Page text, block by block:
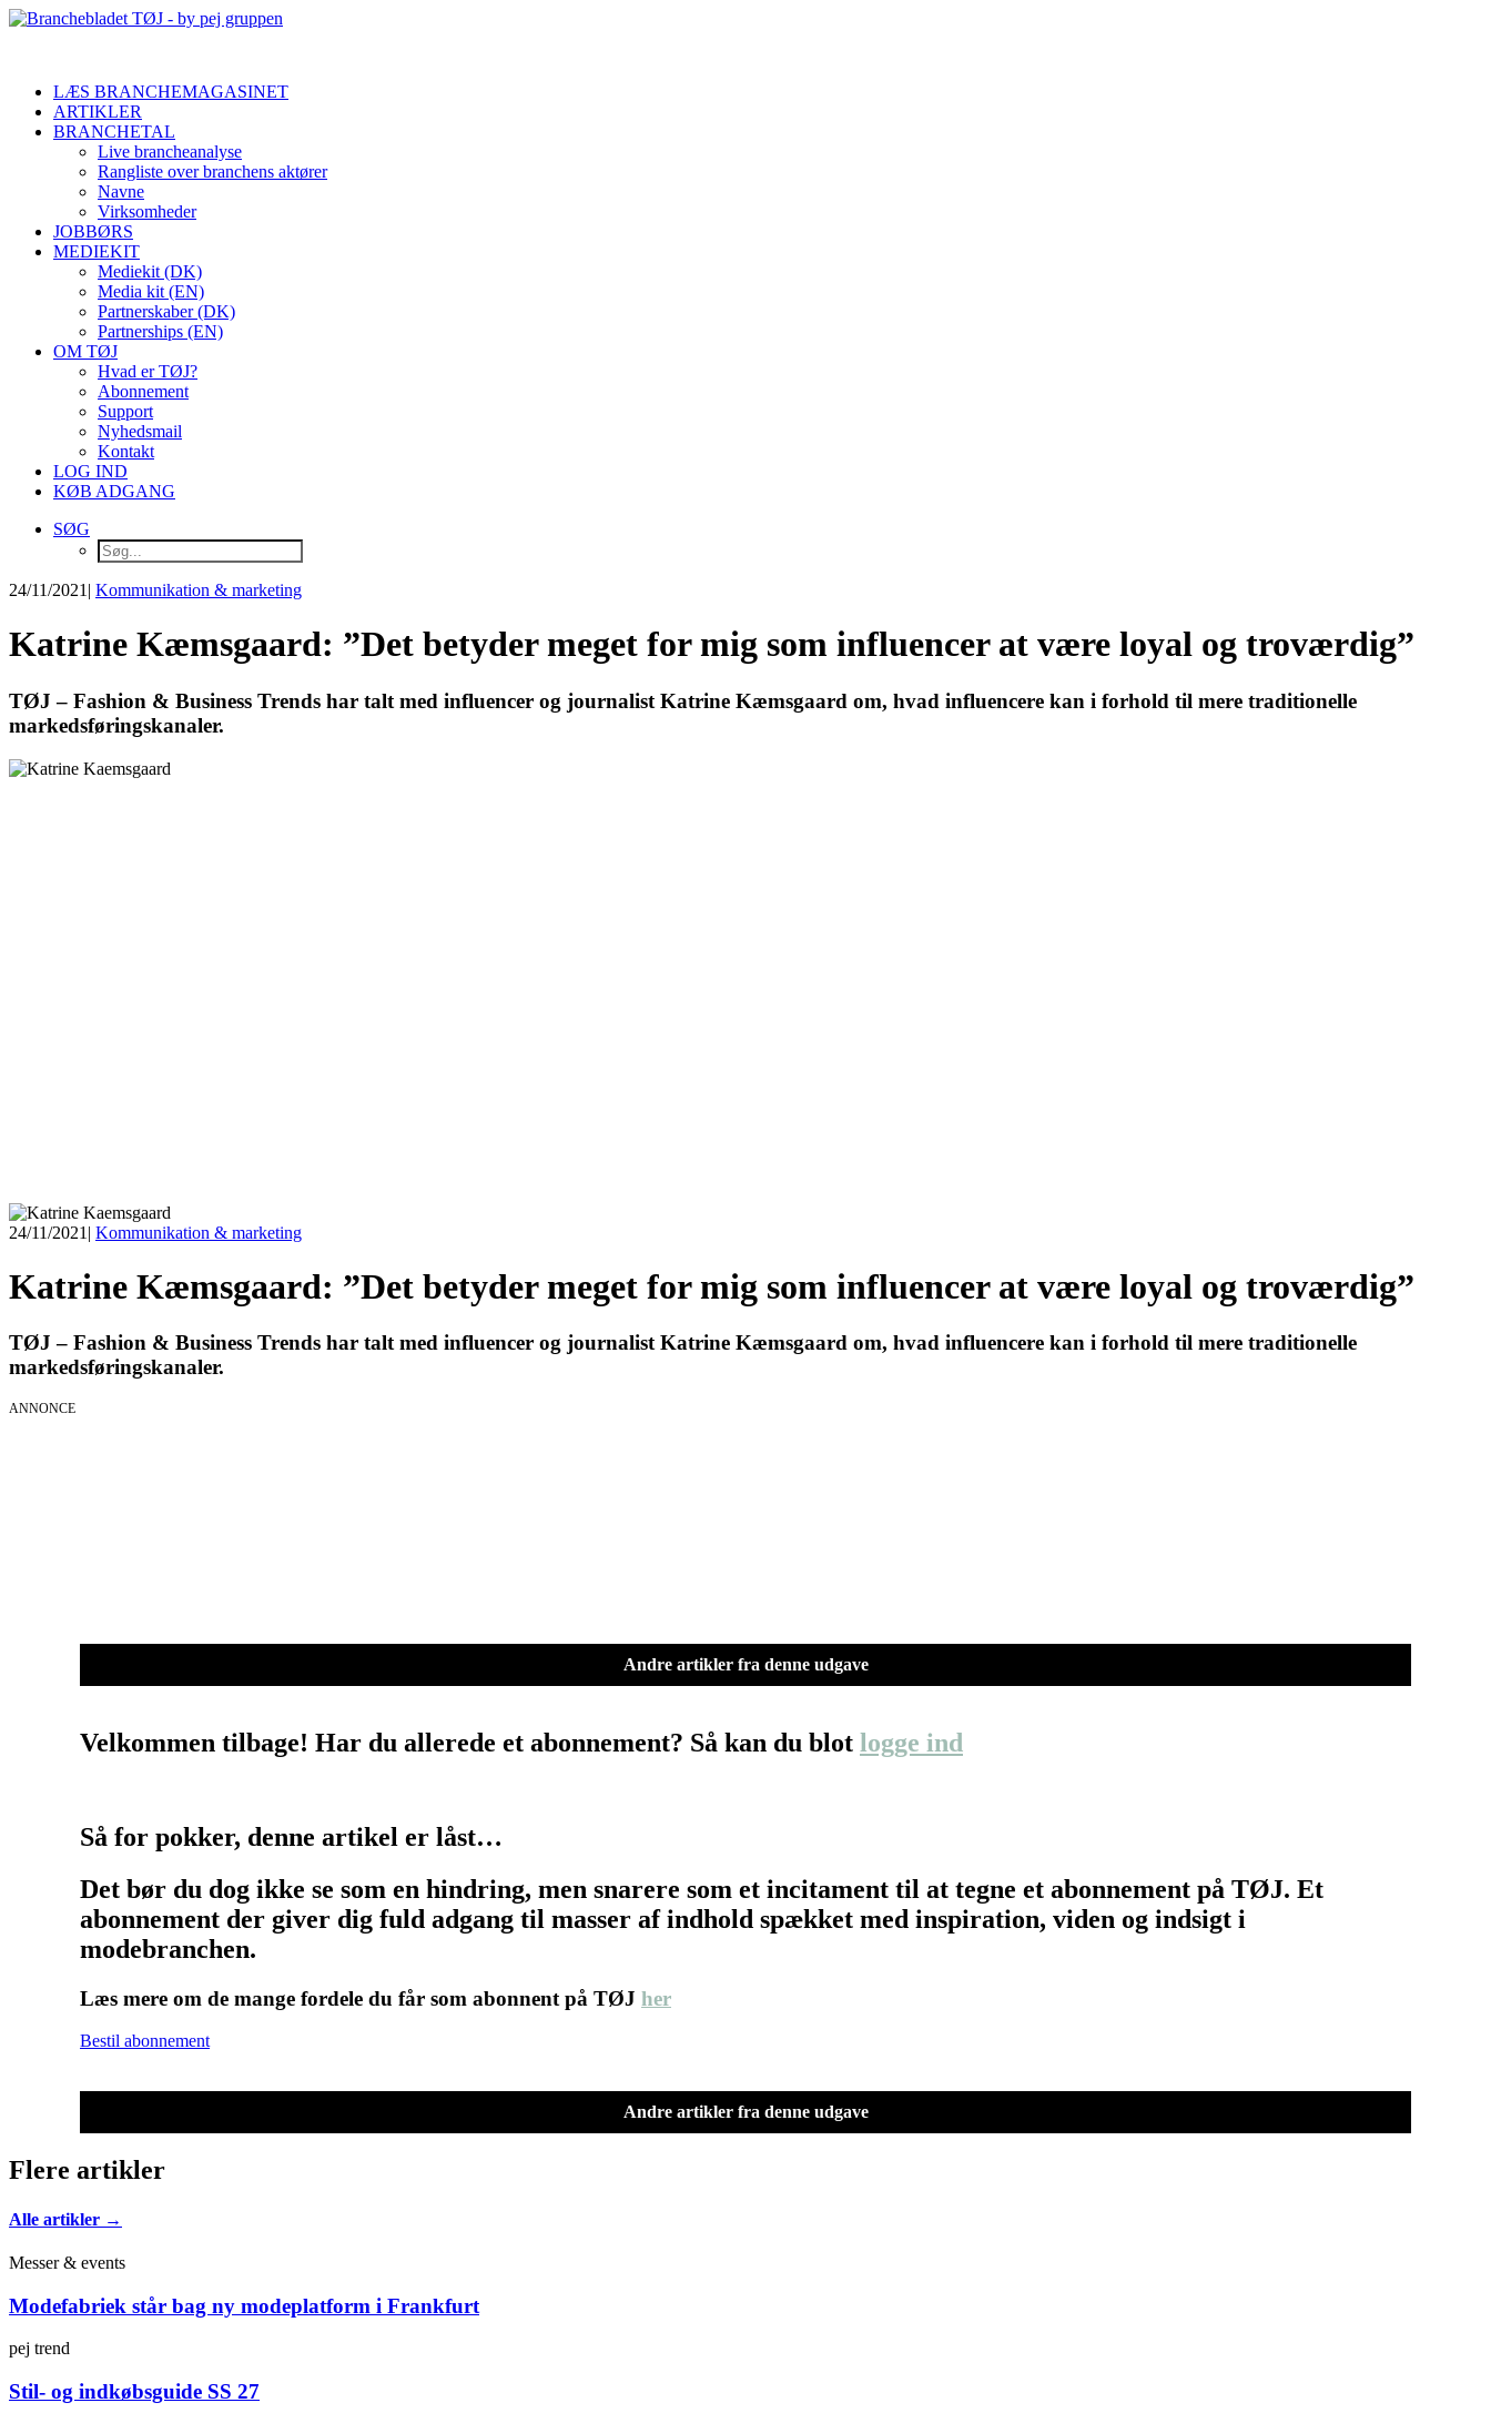
LÆS BRANCHEMAGASINET
ARTIKLER
BRANCHETAL
Live brancheanalyse
Rangliste over branchens aktører
Navne
Virksomheder
JOBBØRS
MEDIEKIT
Mediekit (DK)
Media kit (EN)
Partnerskaber (DK)
Partnerships (EN)
OM TØJ
Hvad er TØJ?
Abonnement
Support
Nyhedsmail
Kontakt
LOG IND
KØB ADGANG
SØG
24/11/2021 | Kommunikation & marketing
Katrine Kæmsgaard: ”Det betyder meget for mig som influencer at være loyal og troværdig”
TØJ – Fashion & Business Trends har talt med influencer og journalist Katrine Kæmsgaard om, hvad influencere kan i forhold til mere traditionelle
markedsføringskanaler.
24/11/2021 | Kommunikation & marketing
Katrine Kæmsgaard: ”Det betyder meget for mig som influencer at være loyal og troværdig”
TØJ – Fashion & Business Trends har talt med influencer og journalist Katrine Kæmsgaard om, hvad influencere kan i forhold til mere traditionelle
markedsføringskanaler.
ANNONCE
Andre artikler fra denne udgave
Velkommen tilbage! Har du allerede et abonnement? Så kan du blot logge ind
Så for pokker, denne artikel er låst…
Det bør du dog ikke se som en hindring, men snarere som et incitament til at tegne et abonnement på TØJ. Et
abonnement der giver dig fuld adgang til masser af indhold spækket med inspiration, viden og indsigt i
modebranchen.
Læs mere om de mange fordele du får som abonnent på TØJ her
Bestil abonnement
Andre artikler fra denne udgave
Flere artikler
Alle artikler →
Messer & events
Modefabriek står bag ny modeplatform i Frankfurt
pej trend
Stil- og indkøbsguide SS 27